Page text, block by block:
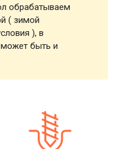
обрабатываем
( зимой
), в
быть и